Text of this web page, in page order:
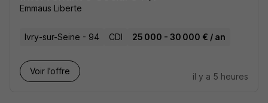
Emmaus Liberte
Ivry-sur-Seine - 94 CDI 25 000 - 30 000 € / an
Voir l’offre
il y a 5 heures